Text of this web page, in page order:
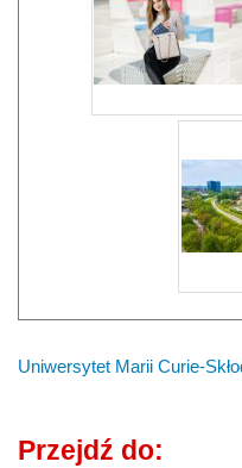
Uniwersytet Marii Curie-
Przejdź do: